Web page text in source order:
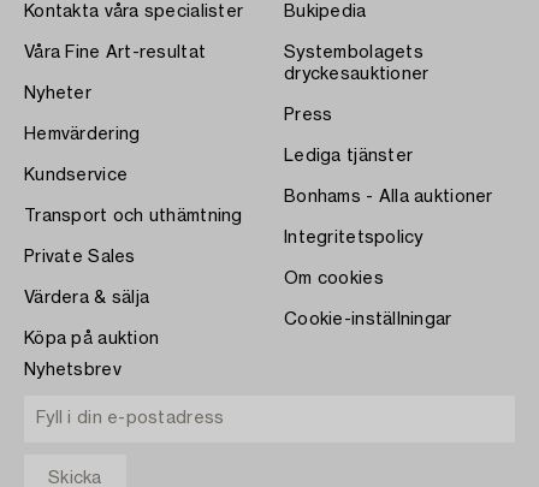
Kontakta våra specialister
Våra Fine Art-resultat
Nyheter
Hemvärdering
Kundservice
Transport och uthämtning
Private Sales
Värdera & sälja
Köpa på auktion
Bukipedia
Systembolagets
dryckesauktioner
Press
Lediga tjänster
Bonhams - Alla auktioner
Integritetspolicy
Om cookies
Cookie-inställningar
Nyhetsbrev